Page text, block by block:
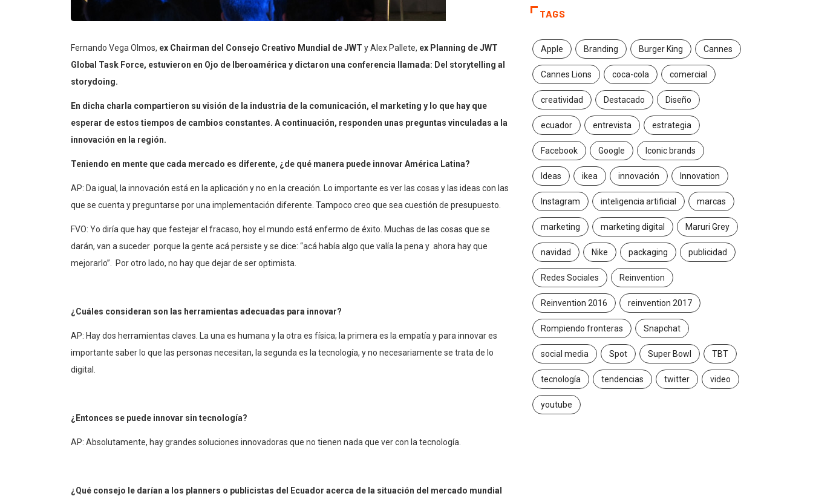
Fernando Vega Olmos, ex Chairman del Consejo Creativo Mundial de JWT y Alex Pallete, ex Planning de JWT
Global Task Force, estuvieron en Ojo de Iberoamérica y dictaron una conferencia llamada: Del storytelling al
storydoing.
En dicha charla compartieron su visión de la industria de la comunicación, el marketing y lo que hay que
esperar de estos tiempos de cambios constantes. A continuación, responden unas preguntas vinculadas a la
innovación en la región.
Teniendo en mente que cada mercado es diferente, ¿de qué manera puede innovar América Latina?
AP: Da igual, la innovación está en la aplicación y no en la creación. Lo importante es ver las cosas y las ideas con las
que se cuenta y preguntarse por una implementación diferente. Tampoco creo que sea cuestión de presupuesto.
FVO: Yo diría que hay que festejar el fracaso, hoy el mundo está enfermo de éxito. Muchas de las cosas que se
darán, van a suceder porque la gente acá persiste y se dice: “acá había algo que valía la pena y ahora hay que
mejorarlo”. Por otro lado, no hay que dejar de ser optimista.
¿Cuáles consideran son las herramientas adecuadas para innovar?
AP: Hay dos herramientas claves. La una es humana y la otra es física; la primera es la empatía y para innovar es
importante saber lo que las personas necesitan, la segunda es la tecnología, y no necesariamente se trata de lo
digital.
¿Entonces se puede innovar sin tecnología?
AP: Absolutamente, hay grandes soluciones innovadoras que no tienen nada que ver con la tecnología.
¿Qué consejo le darían a los planners o publicistas del Ecuador acerca de la situación del mercado mundial
TAGS
Apple Branding Burger King Cannes
Cannes Lions coca-cola comercial
creatividad Destacado Diseño
ecuador entrevista estrategia
Facebook Google Iconic brands
Ideas ikea innovación Innovation
Instagram inteligencia artificial marcas
marketing marketing digital Maruri Grey
navidad Nike packaging publicidad
Redes Sociales Reinvention
Reinvention 2016 reinvention 2017
Rompiendo fronteras Snapchat
social media Spot Super Bowl TBT
tecnología tendencias twitter video
youtube